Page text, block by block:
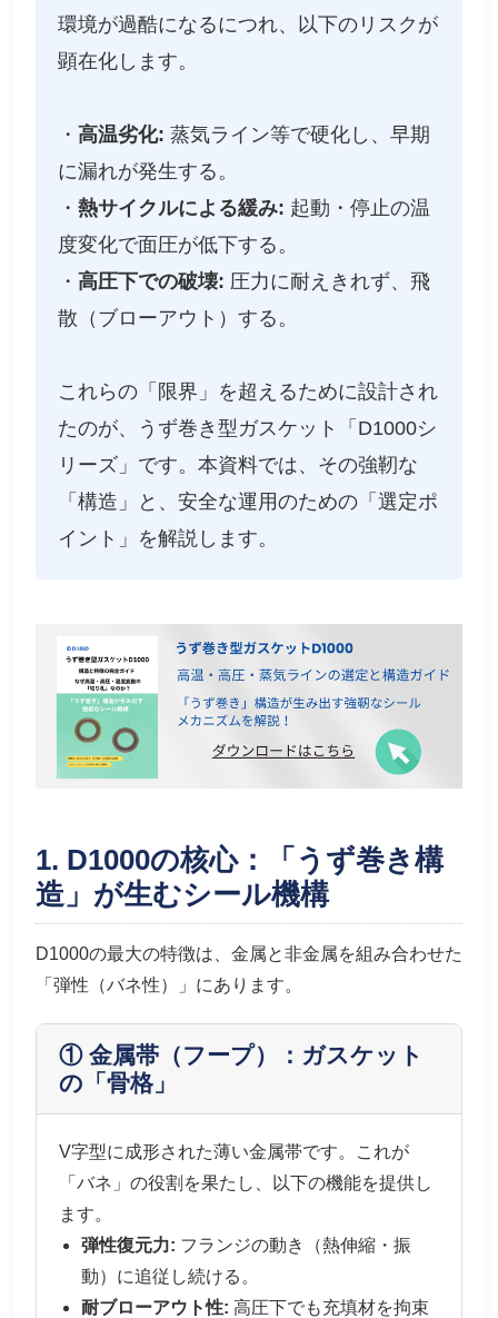
環境が過酷になるにつれ、以下のリスクが
顕在化します。
・ 高温劣化: 蒸気ライン等で硬化し、早期
に漏れが発生する。
・ 熱サイクルによる緩み: 起動・停止の温
度変化で面圧が低下する。
・ 高圧下での破壊: 圧力に耐えきれず、飛
散（ブローアウト）する。
これらの「限界」を超えるために設計され
たのが、うず巻き型ガスケット「D1000シ
リーズ」です。本資料では、その強靭な
「構造」と、安全な運用のための「選定ポ
イント」を解説します。
1. D1000の核心：「うず巻き構
造」が生むシール機構
D1000の最大の特徴は、金属と非金属を組み合わせた
「弾性（バネ性）」にあります。
① 金属帯（フープ）：ガスケット
の「骨格」
V字型に成形された薄い金属帯です。これが
「バネ」の役割を果たし、以下の機能を提供し
ます。
弾性復元力: フランジの動き（熱伸縮・振
動）に追従し続ける。
耐ブローアウト性: 高圧下でも充填材を拘束